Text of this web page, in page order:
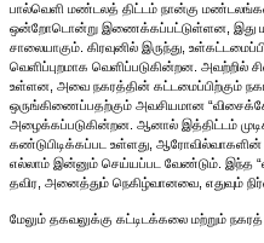
பால்வெளி மண்டலத் திட்டம் நான்கு
ஒன்றோடொன்று இணைக்கப்பட்டுள்ளன, இது
சாலையாகும். கிரவுனில் இருந்து,
வெளிப்புறமாக வெளிப்படுகின்றன. அவற்றில்
உள்ளன, அவை நகரத்தின் கட்டமைப்பிற்கும்
ஒருங்கிணைப்பதற்கும் அவசியமான
அழைக்கப்படுகின்றன. ஆனால் இத்திட்டம்
கண்டுபிடிக்கப்பட உள்ளது,
எல்லாம் இன்னும் செய்யப்பட வேண்டும்.
தவிர, அனைத்தும் நெகிழ்வானவை, எதுவும்
மேலும் தகவலுக்கு கட்டிடக்கலை மற்றும் நகரத்